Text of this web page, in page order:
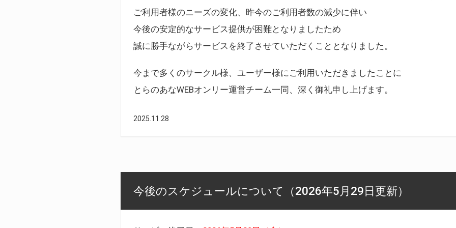
ご利用者様のニーズの変化、昨今のご利用者数の減少に伴い
今後の安定的なサービス提供が困難となりましたため
誠に勝手ながらサービスを終了させていただくこととなりました。
今まで多くのサークル様、ユーザー様にご利用いただきましたことに
とらのあなWEBオンリー運営チーム一同、深く御礼申し上げます。
2025.11.28
今後のスケジュールについて（2026年5月29日更新）